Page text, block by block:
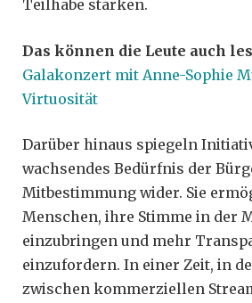
Teilhabe stärken.
Das können die Leute auch
Galakonzert mit Anne-Sophie
Virtuosität
Darüber hinaus spiegeln
wachsendes Bedürfnis der
Mitbestimmung wider. Sie
Menschen, ihre Stimme in der
einzubringen und mehr
einzufordern. In einer Zeit, in
zwischen kommerziellen